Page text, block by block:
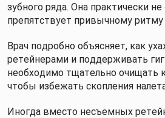
зубного ряда. Она практически
препятствует привычному
Врач подробно объясняет, как
ретейнерами и поддерживать
необходимо тщательно очищать
чтобы избежать скопления
Иногда вместо несъемных